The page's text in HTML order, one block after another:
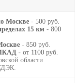
Москве - 500 руб.
15 км - 800
- 850 руб.
- от 1100 руб.
области